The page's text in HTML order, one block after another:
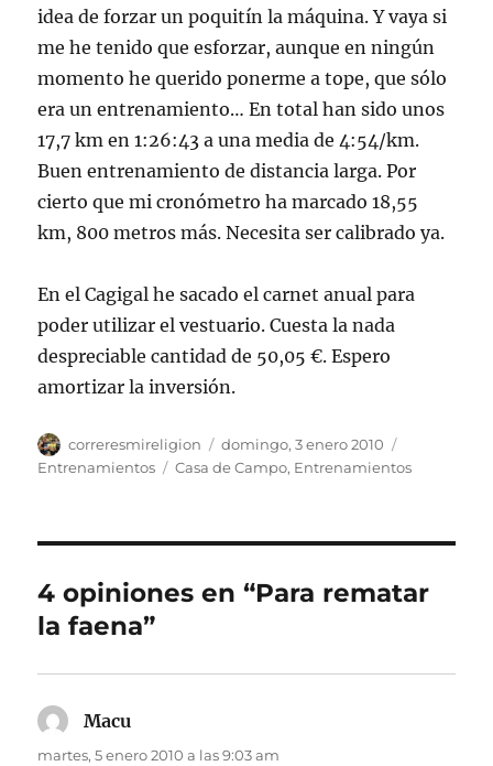
idea de forzar un poquitín la máquina. Y vaya si
me he tenido que esforzar, aunque en ningún
momento he querido ponerme a tope, que sólo
era un entrenamiento… En total han sido unos
17,7 km en 1:26:43 a una media de 4:54/km.
Buen entrenamiento de distancia larga. Por
cierto que mi cronómetro ha marcado 18,55
km, 800 metros más. Necesita ser calibrado ya.
En el Cagigal he sacado el carnet anual para
poder utilizar el vestuario. Cuesta la nada
despreciable cantidad de 50,05 €. Espero
amortizar la inversión.
Autor
correresmireligion
Publicado
el
domingo, 3 enero 2010
Entrenamientos
Etiquetas
Casa de Campo, Entrenamientos
4 opiniones en “Para rematar
la faena”
Macu
martes, 5 enero 2010 a las 9:03 am